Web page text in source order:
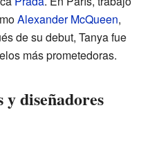
Alexander McQueen,
de su debut, Tanya fue
más prometedoras.
diseñadores